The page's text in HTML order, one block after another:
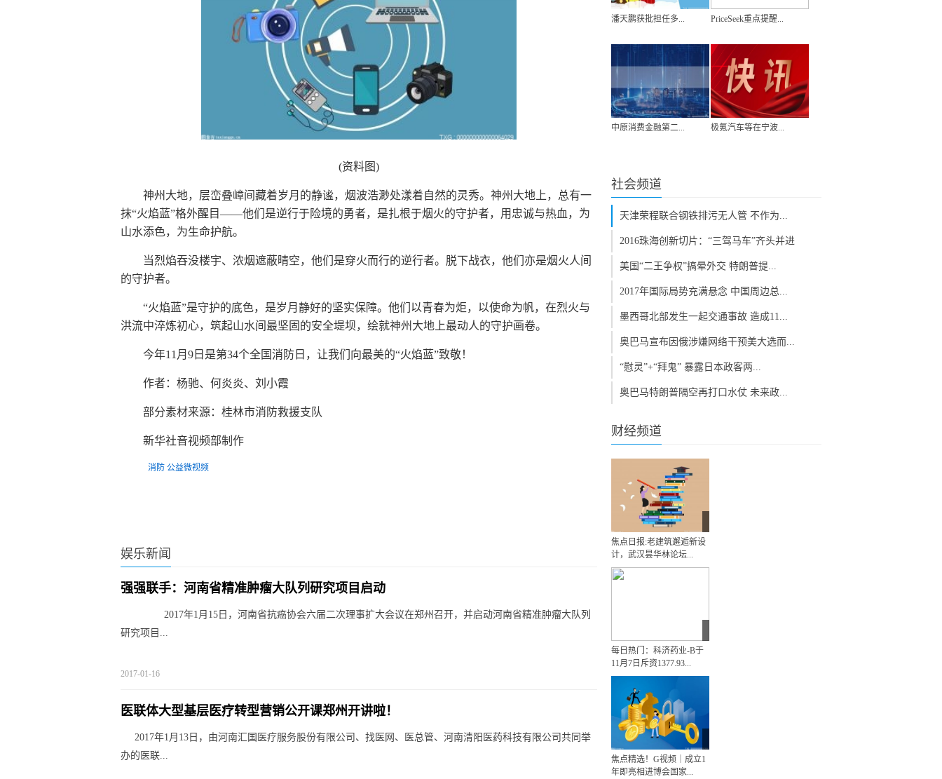
(资料图)
神州大地，层峦叠嶂间藏着岁月的静谧，烟波浩渺处漾着自然的灵秀。神州大地上，总有一
抹“火焰蓝”格外醒目——他们是逆行于险境的勇者，是扎根于烟火的守护者，用忠诚与热血，为
山水添色，为生命护航。
当烈焰吞没楼宇、浓烟遮蔽晴空，他们是穿火而行的逆行者。脱下战衣，他们亦是烟火人间
的守护者。
“火焰蓝”是守护的底色，是岁月静好的坚实保障。他们以青春为炬，以使命为帆，在烈火与
洪流中淬炼初心，筑起山水间最坚固的安全堤坝，绘就神州大地上最动人的守护画卷。
今年11月9日是第34个全国消防日，让我们向最美的“火焰蓝”致敬！
作者：杨驰、何炎炎、刘小霞
部分素材来源：桂林市消防救援支队
新华社音视频部制作
消防 公益微视频
娱乐新闻
强强联手：河南省精准肿瘤大队列研究项目启动
2017年1月15日，河南省抗癌协会六届二次理事扩大会议在郑州召开，并启动河南省精准肿瘤大队列
研究项目...
2017-01-16
医联体大型基层医疗转型营销公开课郑州开讲啦！
2017年1月13日，由河南汇国医疗服务股份有限公司、找医网、医总管、河南清阳医药科技有限公司共同举
办的医联...
潘天鹏获批担任多... PriceSeek重点提醒...
中原消费金融第二... 极氪汽车等在宁波...
社会频道
天津荣程联合钢铁排污无人管 不作为...
2016珠海创新切片：“三驾马车”齐头并进
美国“二王争权”搞晕外交 特朗普提...
2017年国际局势充满悬念 中国周边总...
墨西哥北部发生一起交通事故 造成11...
奥巴马宣布因俄涉嫌网络干预美大选而...
“慰灵”+“拜鬼” 暴露日本政客两...
奥巴马特朗普隔空再打口水仗 未来政...
财经频道
焦点日报:老建筑邂逅新设
计，武汉昙华林论坛...
每日热门：科济药业-B于
11月7日斥资1377.93...
焦点精选！G视频｜成立1
年即亮相进博会国家...